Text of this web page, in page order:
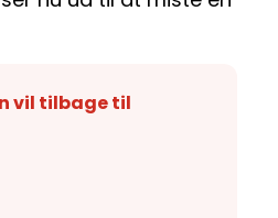
vil tilbage til